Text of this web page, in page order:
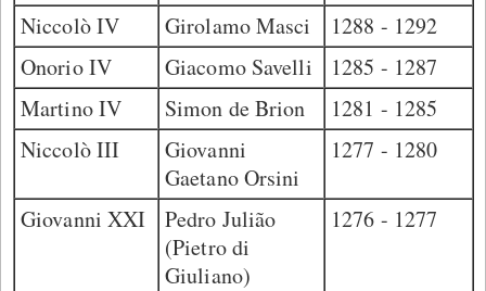
Niccolò IV Girolamo Masci
1288 - 1292
Onorio IV
Giacomo Savelli
1285 - 1287
Martino IV
Simon de Brion
1281 - 1285
Niccolò III
Giovanni
Gaetano Orsini
1277 - 1280
Giovanni XXI
Pedro Julião
(Pietro di
Giuliano)
1276 - 1277